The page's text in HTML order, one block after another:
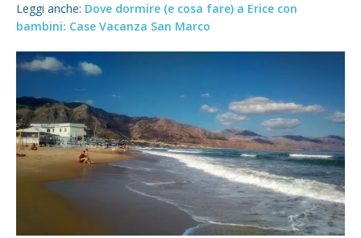
Leggi anche: Dove dormire (e cosa fare) a Erice con
bambini: Case Vacanza San Marco